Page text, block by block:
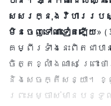
សសរក្នុងវិហាររបស់
មិនចេញទៅណាទៀតឡើយ» (
គម្ពីរទាំងនេះពិតជា
ចិត្តខ្លាំងណាស់ ព្រោះថា
និងសេចក្តីសន្យា។ ខ្ញុំ
ព្រះអម្ចាស់មានបន្ទូ